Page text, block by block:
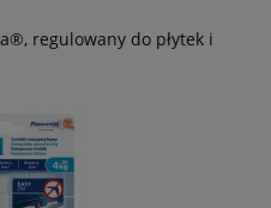
regulowany do płytek i